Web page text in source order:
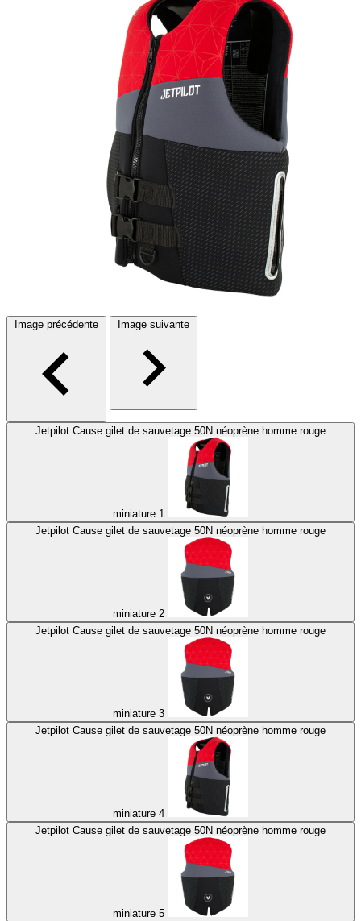
Image précédente Image suivante
Jetpilot Cause gilet de sauvetage 50N néoprène homme rouge
miniature 1
Jetpilot Cause gilet de sauvetage 50N néoprène homme rouge
miniature 2
Jetpilot Cause gilet de sauvetage 50N néoprène homme rouge
miniature 3
Jetpilot Cause gilet de sauvetage 50N néoprène homme rouge
miniature 4
Jetpilot Cause gilet de sauvetage 50N néoprène homme rouge
miniature 5